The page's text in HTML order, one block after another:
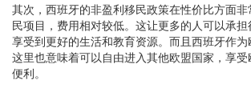
其次，西班牙的非盈利移民政策在性价比方面
民项目，费用相对较低。这让更多的人可以承担
享受到更好的生活和教育资源。而且西班牙作
这里也意味着可以自由进入其他欧盟国家，享
便利。